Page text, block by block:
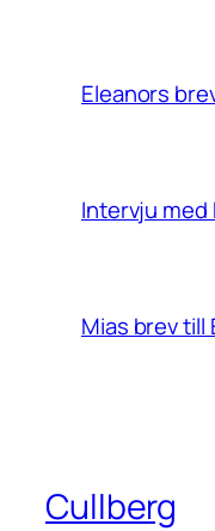
Eleanors
Intervju med
Mias brev till
Cullberg